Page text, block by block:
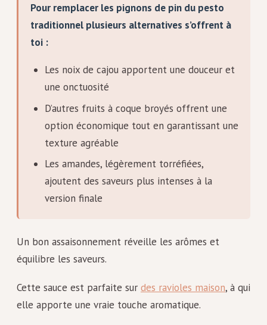
Pour remplacer les pignons de pin du pesto
traditionnel plusieurs alternatives s’offrent à
toi :
Les noix de cajou apportent une douceur et
une onctuosité
D’autres fruits à coque broyés offrent une
option économique tout en garantissant une
texture agréable
Les amandes, légèrement torréfiées,
ajoutent des saveurs plus intenses à la
version finale
Un bon assaisonnement réveille les arômes et
équilibre les saveurs.
Cette sauce est parfaite sur des ravioles maison, à qui
elle apporte une vraie touche aromatique.